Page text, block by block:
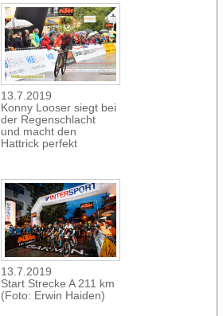
13.7.2019
Konny Looser siegt bei
der Regenschlacht
und macht den
Hattrick perfekt
13.7.2019
Start Strecke A 211 km
(Foto: Erwin Haiden)